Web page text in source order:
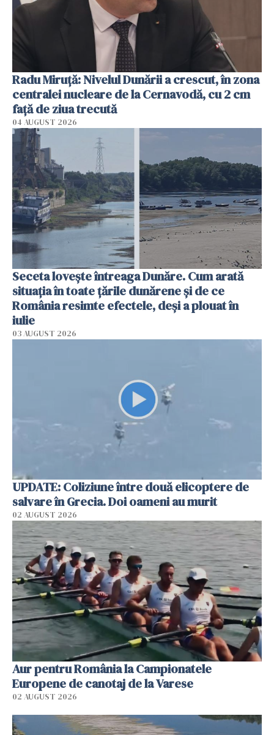
Radu Miruţă: Nivelul Dunării a crescut, în zona
centralei nucleare de la Cernavodă, cu 2 cm
faţă de ziua trecută
04 AUGUST 2026
Seceta lovește întreaga Dunăre. Cum arată
situația în toate țările dunărene și de ce
România resimte efectele, deși a plouat în
iulie
03 AUGUST 2026
UPDATE: Coliziune între două elicoptere de
salvare în Grecia. Doi oameni au murit
02 AUGUST 2026
Aur pentru România la Campionatele
Europene de canotaj de la Varese
02 AUGUST 2026